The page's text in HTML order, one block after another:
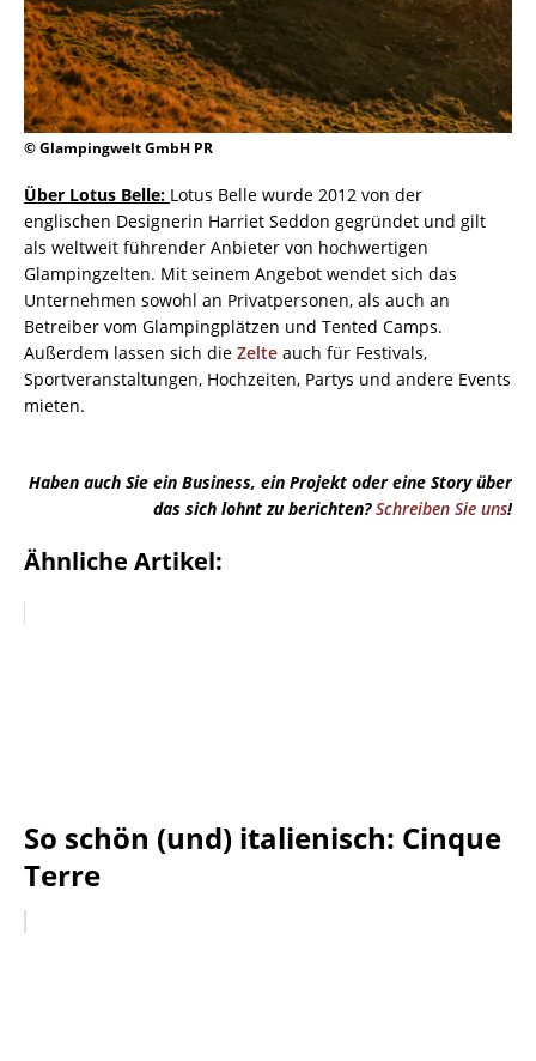
© Glampingwelt GmbH PR
Über Lotus Belle: Lotus Belle wurde 2012 von der
englischen Designerin Harriet Seddon gegründet und gilt
als weltweit führender Anbieter von hochwertigen
Glampingzelten. Mit seinem Angebot wendet sich das
Unternehmen sowohl an Privatpersonen, als auch an
Betreiber vom Glampingplätzen und Tented Camps.
Außerdem lassen sich die Zelte auch für Festivals,
Sportveranstaltungen, Hochzeiten, Partys und andere Events
mieten.
Haben auch Sie ein Business, ein Projekt oder eine Story über
das sich lohnt zu berichten?Schreiben Sie uns!
Ähnliche Artikel:
So schön (und) italienisch: Cinque
Terre